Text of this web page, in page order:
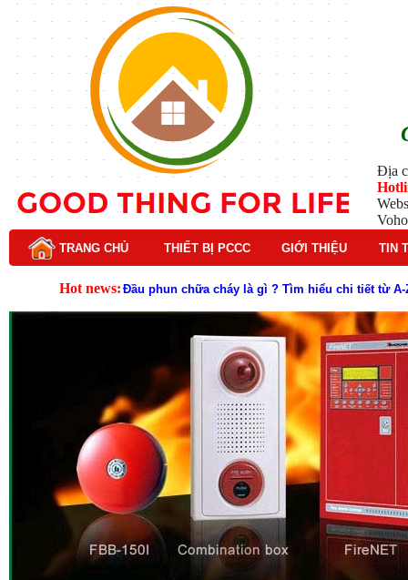
Địa
TRANG CHỦ THIẾT BỊ PCCC GIỚI THIỆU TIN
Hot news: Đầu phun chữa cháy là gì ? Tìm hiểu chi tiết từ A-
Cách kiểm tra và bảo trì hệ thống báo cháy
Cấu tạo và nguyên lý hoạt động của báo cháy
Tìm hiểu chi tiết về hệ thống báo cháy Horing
Các loại thang dây thoát hiểm phổ biến trên thị
Thang dây thoát hiểm có tác dụng gì trong tình
Cấu tạo đầu phun chữa cháy trong hệ thống
Kim thu sét là gì? Cấu tạo, nguyên lý hoạt động
Đầu phun chữa cháy là gì và nguyên lý hoạt động